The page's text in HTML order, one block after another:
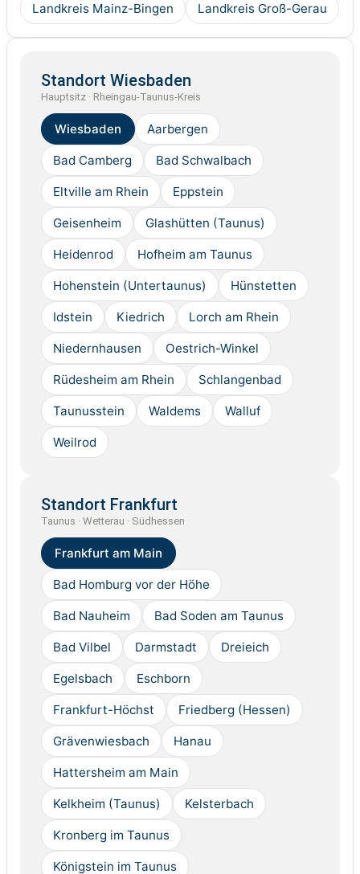
Landkreis Mainz-Bingen Landkreis Groß-Gerau
Standort Wiesbaden
Hauptsitz · Rheingau-Taunus-Kreis
Wiesbaden Aarbergen
Bad Camberg Bad Schwalbach
Eltville am Rhein Eppstein
Geisenheim Glashütten (Taunus)
Heidenrod Hofheim am Taunus
Hohenstein (Untertaunus) Hünstetten
Idstein Kiedrich Lorch am Rhein
Niedernhausen Oestrich-Winkel
Rüdesheim am Rhein Schlangenbad
Taunusstein Waldems Walluf
Weilrod
Standort Frankfurt
Taunus · Wetterau · Südhessen
Frankfurt am Main
Bad Homburg vor der Höhe
Bad Nauheim Bad Soden am Taunus
Bad Vilbel Darmstadt Dreieich
Egelsbach Eschborn
Frankfurt-Höchst Friedberg (Hessen)
Grävenwiesbach Hanau
Hattersheim am Main
Kelkheim (Taunus) Kelsterbach
Kronberg im Taunus
Königstein im Taunus